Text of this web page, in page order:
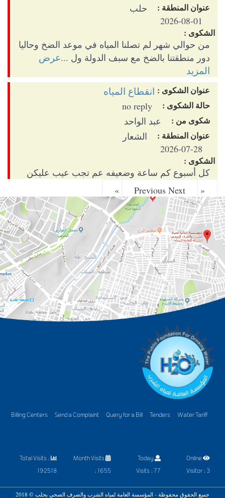
عنوان المنطقة :
حلب
2026-08-01
الشكوى :
من حوالي شهر لم تصلنا المياه في موعد الضخ وحاليا
دور منطقتنا بالضخ مع سبف الدولة ول ...عرض
المزيد
عنوان الشكوى : انقطاع المياه
حالة الشكوى : no reply
شكوى من : عبد الواحد
عنوان المنطقة :
الشعار
2026-07-28
الشكوى :
كل أسبوع كم ساعة وضعيفه عم تجب عيب عليكن
« Previous
Next »
Billing Centers Send a Complaint Query for a Bill Tenders Water Tariff
Online
Visitor : 3
Today
Visits : 77
Month Visits
: 1655
Total Visits :
192518
جميع الحقوق محفوظة - المؤسسة العامة لمياه الشرب والصرف الصحي بحلب © 2018